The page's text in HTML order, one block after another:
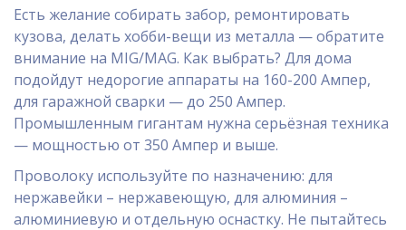
Есть желание собирать забор, ремонтировать
кузова, делать хобби-вещи из металла — обратите
внимание на MIG/MAG. Как выбрать? Для дома
подойдут недорогие аппараты на 160-200 Ампер,
для гаражной сварки — до 250 Ампер.
Промышленным гигантам нужна серьёзная техника
— мощностью от 350 Ампер и выше.
Проволоку используйте по назначению: для
нержавейки – нержавеющую, для алюминия –
алюминиевую и отдельную оснастку. Не пытайтесь